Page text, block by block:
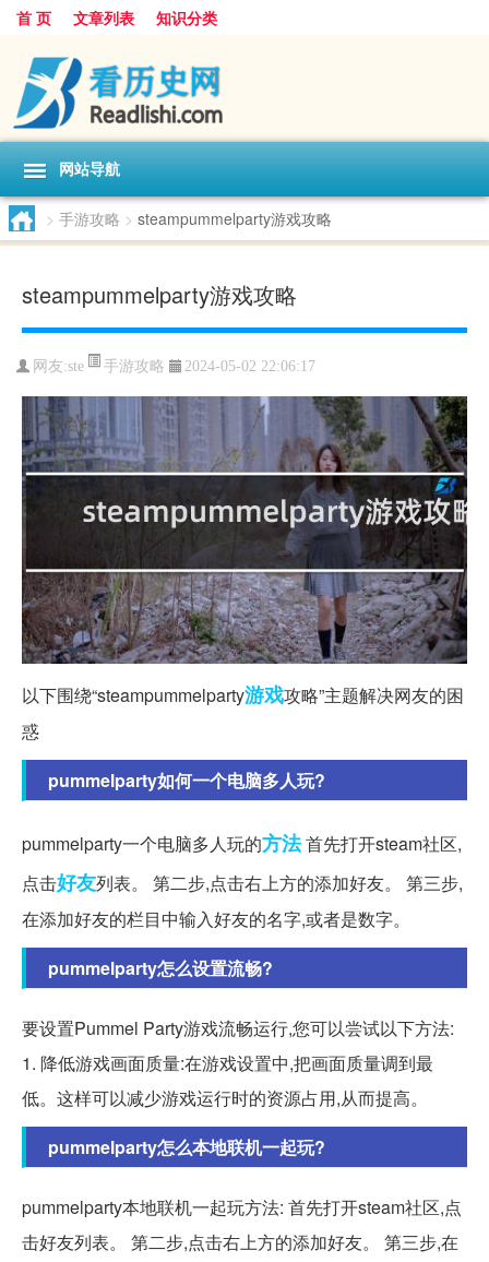
首 页 文章列表 知识分类
网站导航
> 手游攻略 > steampummelparty游戏攻略
steampummelparty游戏攻略
网友:ste 手游攻略 2024-05-02 22:06:17
以下围绕“steampummelparty游戏攻略”主题解决网友的困
惑
pummelparty如何一个电脑多人玩?
pummelparty一个电脑多人玩的方法首先打开steam社区,
点击好友列表。 第二步,点击右上方的添加好友。 第三步,
在添加好友的栏目中输入好友的名字,或者是数字。
pummelparty怎么设置流畅?
要设置Pummel Party游戏流畅运行,您可以尝试以下方法:
1. 降低游戏画面质量:在游戏设置中,把画面质量调到最
低。这样可以减少游戏运行时的资源占用,从而提高。
pummelparty怎么本地联机一起玩?
pummelparty本地联机一起玩方法: 首先打开steam社区,点
击好友列表。 第二步,点击右上方的添加好友。 第三步,在